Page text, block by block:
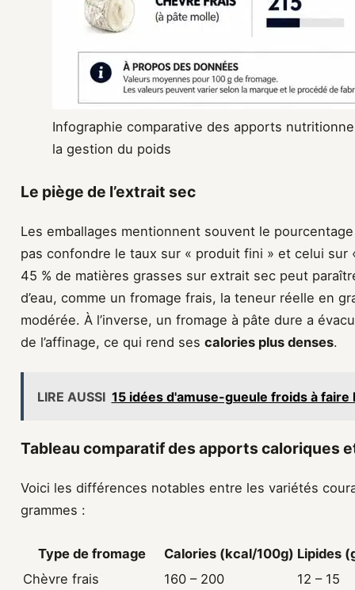
Infographie comparative des apports
la gestion du poids
Le piège de l’extrait sec
Les emballages mentionnent souvent le
pas confondre le taux sur « produit fini » et celui
45 % de matières grasses sur extrait sec peut
d’eau, comme un fromage frais, la teneur réelle en
modérée. À l’inverse, un fromage à pâte dure a
de l’affinage, ce qui rend ses calories plus denses.
LIRE AUSSI 15 idées d'amuse-gueule froids à faire
Tableau comparatif des apports caloriques
Voici les différences notables entre les variétés
grammes :
Type de fromage Calories (kcal/100g) Lipides
Chèvre frais
160 – 200 12 – 15